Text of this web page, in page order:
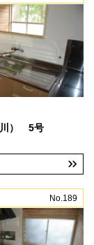
川） 5号
No.189